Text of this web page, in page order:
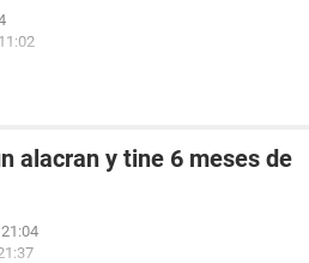
alacran y tine 6 meses de